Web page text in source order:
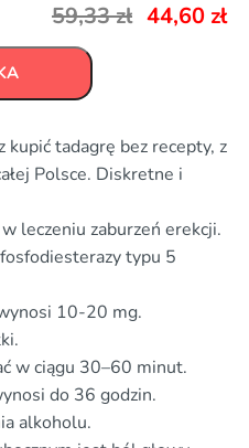
59,33zł 44,60 zł
kupić tadagrę bez recepty, z
Polsce. Diskretne i
leczeniu zaburzeń erekcji.
typu 5
10-20 mg.
w ciągu 30–60 minut.
do 36 godzin.
alkoholu.